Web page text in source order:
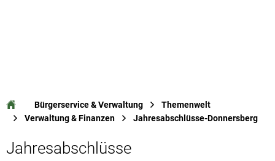
Bürgerservice & Verwaltung
Themenwelt
Verwaltung & Finanzen
Jahresabschlüsse-Donnersberg
Jahresabschlüsse-
Jahresabschlüsse